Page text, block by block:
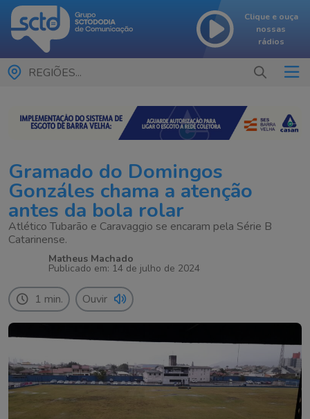
Clique e ouça
nossas
rádios
REGIÕES...
Gramado do Domingos
Gonzáles chama a atenção
antes da bola rolar
Atlético Tubarão e Caravaggio se encaram pela Série B
Catarinense.
Matheus Machado
Publicado em: 14 de julho de 2024
1 min. Ouvir